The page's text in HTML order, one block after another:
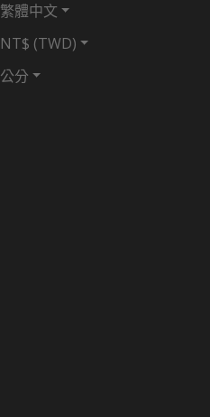
繁體中文
NT$ (TWD)
公分